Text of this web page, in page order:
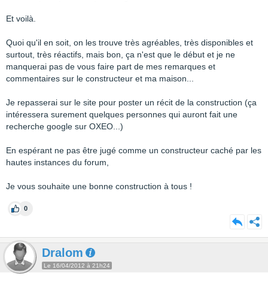
Et voilà.
Quoi qu'il en soit, on les trouve très agréables, très disponibles et
surtout, très réactifs, mais bon, ça n'est que le début et je ne
manquerai pas de vous faire part de mes remarques et
commentaires sur le constructeur et ma maison...
Je repasserai sur le site pour poster un récit de la construction (ça
intéressera surement quelques personnes qui auront fait une
recherche google sur OXEO...)
En espérant ne pas être jugé comme un constructeur caché par les
hautes instances du forum,
Je vous souhaite une bonne construction à tous !
0
Dralom
Le 16/04/2012 à 21h24